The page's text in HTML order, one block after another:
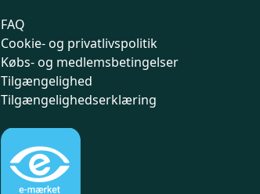
FAQ
Cookie- og privatlivspolitik
Købs- og medlemsbetingelser
Tilgængelighed
Tilgængelighedserklæring